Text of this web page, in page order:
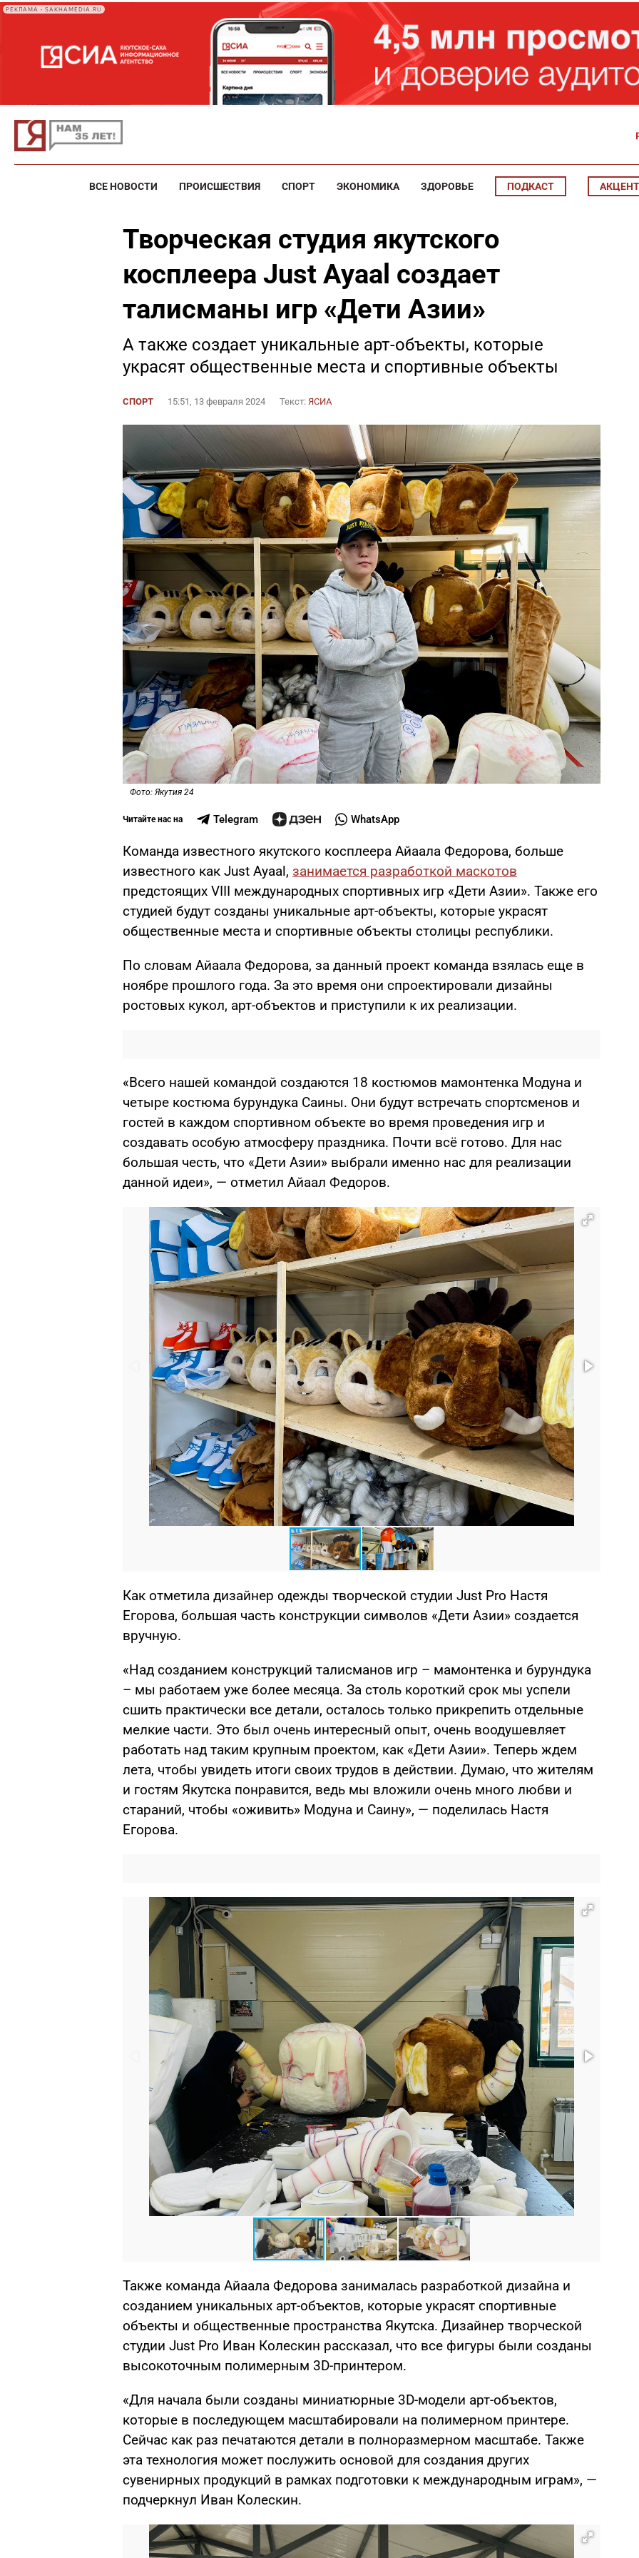
РЕКЛАМА • SAKHAMEDIA.RU
ВСЕ НОВОСТИ ПРОИСШЕСТВИЯ СПОРТ ЭКОНОМИКА ЗДОРОВЬЕ ПОДКАСТ АКЦЕНТ
Творческая студия якутского
косплеера Just Ayaal создает
талисманы игр «Дети Азии»
А также создает уникальные арт-объекты, которые
украсят общественные места и спортивные объекты
СПОРТ 15:51, 13 февраля 2024 Текст: ЯСИА
Фото: Якутия 24
Читайте нас на Telegram WhatsApp
Команда известного якутского косплеера Айаала Федорова, больше
известного как Just Ayaal, занимается разработкой маскотов
предстоящих VIII международных спортивных игр «Дети Азии». Также его
студией будут созданы уникальные арт-объекты, которые украсят
общественные места и спортивные объекты столицы республики.
По словам Айаала Федорова, за данный проект команда взялась еще в
ноябре прошлого года. За это время они спроектировали дизайны
ростовых кукол, арт-объектов и приступили к их реализации.
«Всего нашей командой создаются 18 костюмов мамонтенка Модуна и
четыре костюма бурундука Саины. Они будут встречать спортсменов и
гостей в каждом спортивном объекте во время проведения игр и
создавать особую атмосферу праздника. Почти всё готово. Для нас
большая честь, что «Дети Азии» выбрали именно нас для реализации
данной идеи», — отметил Айаал Федоров.
Как отметила дизайнер одежды творческой студии Just Pro Настя
Егорова, большая часть конструкции символов «Дети Азии» создается
вручную.
«Над созданием конструкций талисманов игр – мамонтенка и бурундука
– мы работаем уже более месяца. За столь короткий срок мы успели
сшить практически все детали, осталось только прикрепить отдельные
мелкие части. Это был очень интересный опыт, очень воодушевляет
работать над таким крупным проектом, как «Дети Азии». Теперь ждем
лета, чтобы увидеть итоги своих трудов в действии. Думаю, что жителям
и гостям Якутска понравится, ведь мы вложили очень много любви и
стараний, чтобы «оживить» Модуна и Саину», — поделилась Настя
Егорова.
Также команда Айаала Федорова занималась разработкой дизайна и
созданием уникальных арт-объектов, которые украсят спортивные
объекты и общественные пространства Якутска. Дизайнер творческой
студии Just Pro Иван Колескин рассказал, что все фигуры были созданы
высокоточным полимерным 3D-принтером.
«Для начала были созданы миниатюрные 3D-модели арт-объектов,
которые в последующем масштабировали на полимерном принтере.
Сейчас как раз печатаются детали в полноразмерном масштабе. Также
эта технология может послужить основой для создания других
сувенирных продукций в рамках подготовки к международным играм», —
подчеркнул Иван Колескин.